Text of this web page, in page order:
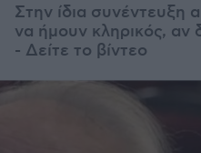
Στην ίδια
να ήμουν κληρικός, αν
- Δείτε το βίντεο